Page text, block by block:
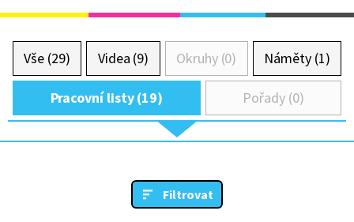
Vše (29) Videa (9) Okruhy (0) Náměty (1)
Pracovní listy (19) Pořady (0)
Filtrovat